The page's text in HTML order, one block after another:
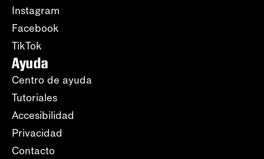
Instagram
Facebook
TikTok
Ayuda
Centro de ayuda
Tutoriales
Accesibilidad
Privacidad
Contacto